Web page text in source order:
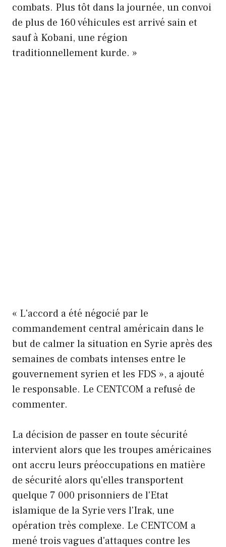
combats. Plus tôt dans la journée, un convoi
de plus de 160 véhicules est arrivé sain et
sauf à Kobani, une région
traditionnellement kurde. »
« L'accord a été négocié par le
commandement central américain dans le
but de calmer la situation en Syrie après des
semaines de combats intenses entre le
gouvernement syrien et les FDS », a ajouté
le responsable. Le CENTCOM a refusé de
commenter.
La décision de passer en toute sécurité
intervient alors que les troupes américaines
ont accru leurs préoccupations en matière
de sécurité alors qu'elles transportent
quelque 7 000 prisonniers de l'Etat
islamique de la Syrie vers l'Irak, une
opération très complexe. Le CENTCOM a
mené trois vagues d'attaques contre les